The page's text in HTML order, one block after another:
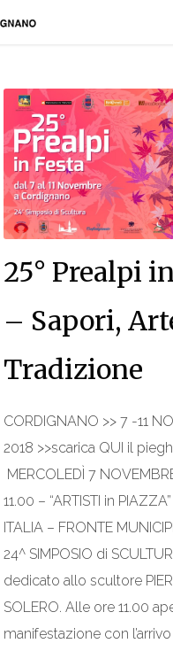
25° Prealpi
– Sapori,
Tradizione
CORDIGNANO >> 7 -11
2018 >>scarica QUI il
MERCOLEDÌ 7
11.00 – “ARTISTI in
ITALIA – FRONTE
24^ SIMPOSIO di
dedicato allo scultore
SOLERO. Alle ore 11.00
manifestazione con